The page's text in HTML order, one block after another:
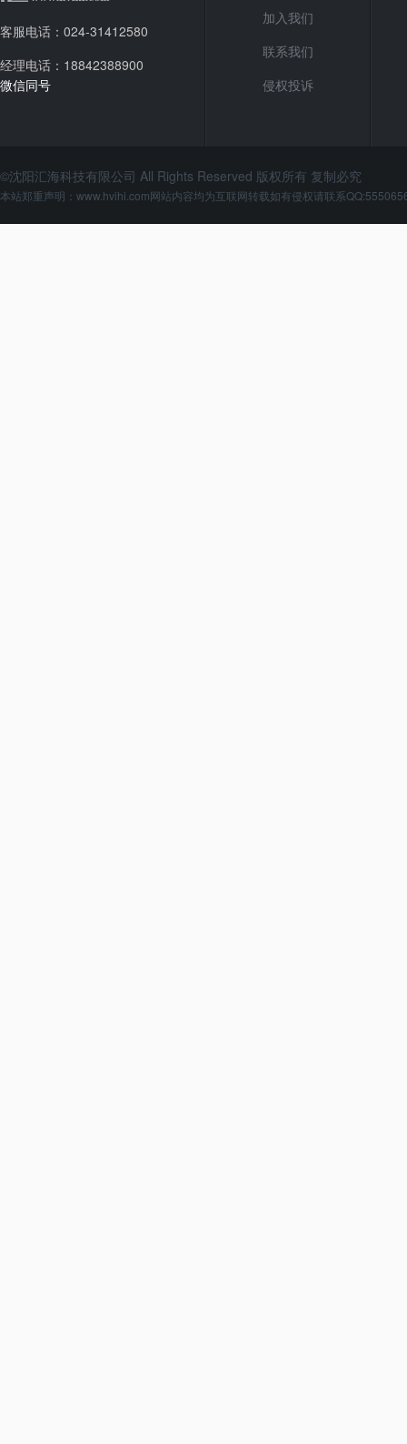
客服电话：024-31412580
经理电话：18842388900
微信同号
加入我们
联系我们
侵权投诉
©沈阳汇海科技有限公司 All Rights Reserved 版权所有 复制必究
本站郑重声明：www.hvihi.com网站内容均为互联网转载如有侵权请联系